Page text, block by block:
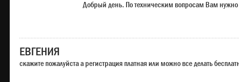
Добрый день. По техническим вопросам Вам нужно
ЕВГЕНИЯ
скажите пожалуйста а регистрация платная или можно все делать